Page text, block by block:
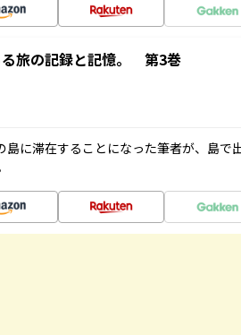
旅の記録と記憶。 第3巻
島に滞在することになった筆者が、島で